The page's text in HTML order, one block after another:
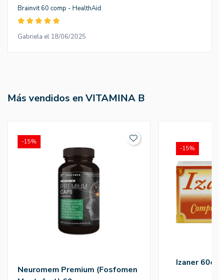
Brainvit 60 comp - HealthAid
Gabriela el 18/06/2025
Más vendidos en VITAMINA B
Neuromem Premium (Fosfomen
-15%
Izaner
-15%